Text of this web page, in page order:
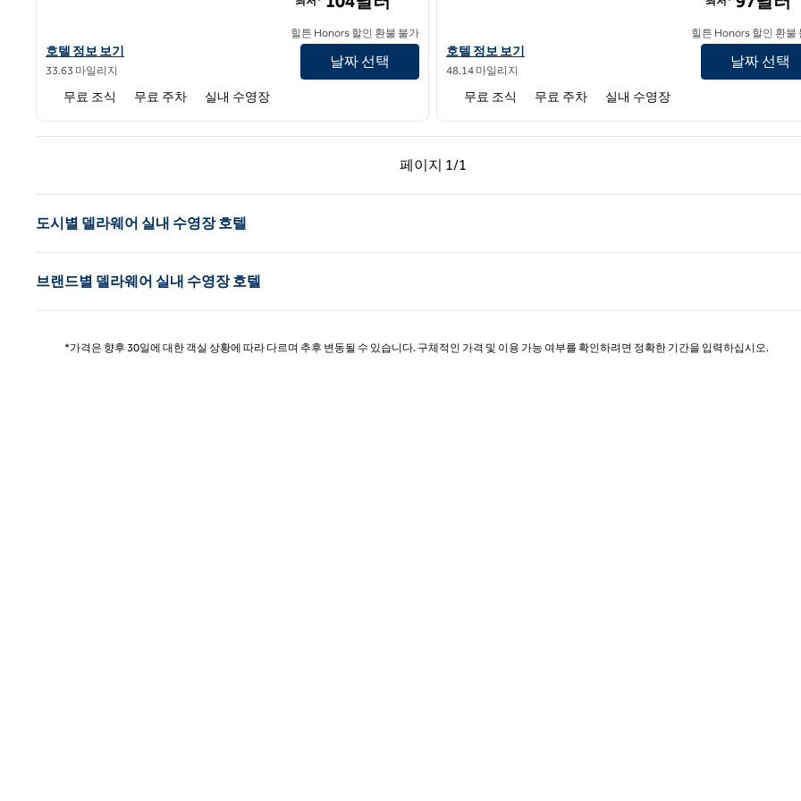
햄튼 인 미들타운의 호텔 정보 보기
호텔 정보 보기
33.63 마일리지
힐튼 Honors 할인 환불 불가
날짜 선택
무료 조식 무료 주차 실내 수영장
햄튼 인 & 스위트 윌밍턴 크리스티나의 호텔 정보 보기
호텔 정보 보기
48.14 마일리지
힐튼 Honors 할인 환불
날짜 선택
무료 조식 무료 주차 실내 수영장
페이지 1/1
이전 페이지, 1/1
페이지 1/1
도시별 델라웨어 실내 수영장 호텔
브랜드별 델라웨어 실내 수영장 호텔
*가격은 향후 30일에 대한 객실 상황에 따라 다르며 추후 변동될 수 있습니다. 구체적인 가격 및 이용 가능 여부를 확인하려면 정확한 기간을 입력하십시오.